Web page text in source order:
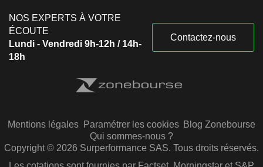
NOS EXPERTS À VOTRE
ÉCOUTE
Lundi - Vendredi 9h-12h / 14h-
18h
Contactez-nous
Mentions légales Paramétrer les cookies Blog Zonebourse
Qui sommes-nous ?
Copyright © 2026 Surperformance SAS. Tous droits réservés.